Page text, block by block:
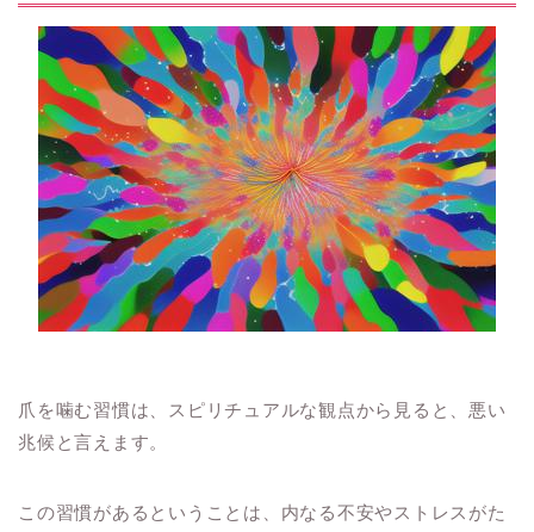
爪を噛む習慣は、スピリチュアルな観点から見ると、悪い
兆候と言えます。
この習慣があるということは、内なる不安やストレスがた